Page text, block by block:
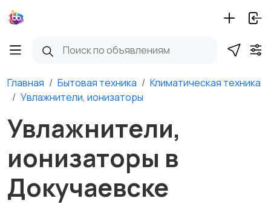
Главная Бытовая техника
Климатическая техника
Увлажнители, ионизаторы
Увлажнители,
ионизаторы в
Докучаевске